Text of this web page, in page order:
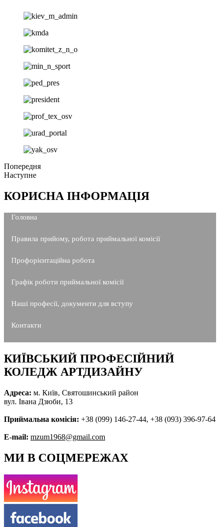
Попередня
Наступне
КОРИСНА ІНФОРМАЦІЯ
Головна
Правила прийому, робота приймальної комісії
Профорієнтаційна робота
Графік роботи приймальної комісії
Наші професії, документи для вступу
Контакти
КИЇВСЬКИЙ ПРОФЕСІЙНИЙ
КОЛЕДЖ АРТДИЗАЙНУ
Адреса: м. Київ, Святошинський район
вул. Івана Дзюби, 13
Приймальна комісія: +38 (099) 146-27-44, +38 (093) 396-97-64
E-mail: mzum1968@gmail.com
МИ В СОЦМЕРЕЖАХ